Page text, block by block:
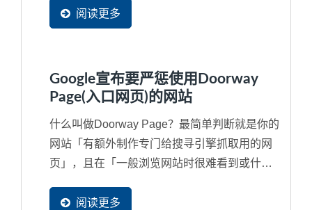
阅读更多
Google宣布要严惩使用Doorway
Page(入口网页)的网站
什么叫做Doorway Page？最简单判断就是你的
网站「有额外制作专门给搜寻引擎抓取用的网
页」，且在「一般浏览网站时很难看到或什至
（Domain...
阅读更多